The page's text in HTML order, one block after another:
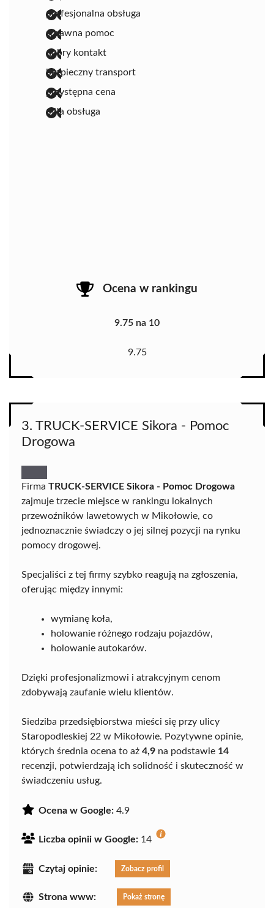
profesjonalna obsługa
sprawna pomoc
dobry kontakt
bezpieczny transport
przystępna cena
miła obsługa
Ocena w rankingu
9.75 na 10
9.75
3. TRUCK-SERVICE Sikora - Pomoc
Drogowa
Firma TRUCK-SERVICE Sikora - Pomoc Drogowa
zajmuje trzecie miejsce w rankingu lokalnych
przewoźników lawetowych w Mikołowie, co
jednoznacznie świadczy o jej silnej pozycji na rynku
pomocy drogowej.
Specjaliści z tej firmy szybko reagują na zgłoszenia,
oferując między innymi:
wymianę koła,
holowanie różnego rodzaju pojazdów,
holowanie autokarów.
Dzięki profesjonalizmowi i atrakcyjnym cenom
zdobywają zaufanie wielu klientów.
Siedziba przedsiębiorstwa mieści się przy ulicy
Staropodleskiej 22 w Mikołowie. Pozytywne opinie,
których średnia ocena to aż 4,9 na podstawie 14
recenzji, potwierdzają ich solidność i skuteczność w
świadczeniu usług.
Ocena w Google: 4.9
Liczba opinii w Google: 14
Czytaj opinie: Zobacz profil
Strona www: Pokaż stronę